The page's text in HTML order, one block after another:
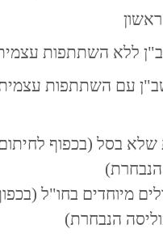
ללא השתתפות
עם השתתפות
שלא בסל (בכפוף
הנבחרת)
מיוחדים בחו"ל
הנבחרת)